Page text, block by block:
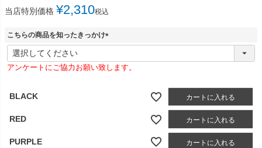
当店特別価格 ¥2,310税込
こちらの商品を知ったきっかけ
(
須
アンケートにご協力お願い致します。
BLACK カートに入れる
RED カートに入れる
PURPLE カートに入れる